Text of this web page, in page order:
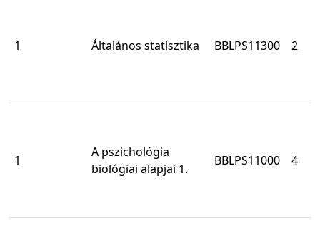
1 Általános statisztika BBLPS11300 2
1
A pszichológia
biológiai alapjai 1.
BBLPS11000 4